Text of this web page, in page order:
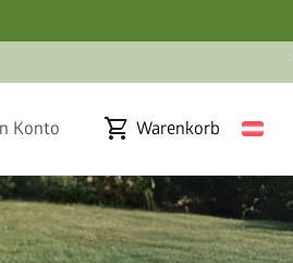
Konto shopping_cart Warenkorb